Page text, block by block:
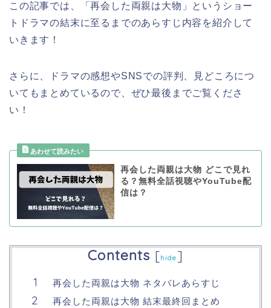
この記事では、 「再会した両親は大物」 というショー
トドラマの結末に至るまでのあらすじ内容を紹介して
いきます！
さらに、ドラマの感想やSNSでの評判、見どころにつ
いてもまとめているので、ぜひ最後までご覧くださ
い！
再会した両親は大物 どこで見れ
る？無料全話視聴やYouTube配
信は？
Contents [hide ]
再会した両親は大物 ネタバレあらすじ
再会した両親は大物 結末最終回まとめ